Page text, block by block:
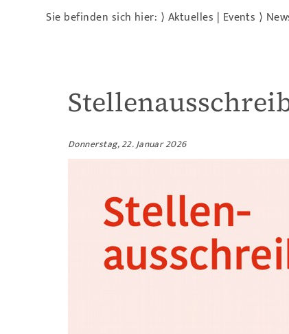
Sie befinden sich hier: ⟩ Aktuelles | Events ⟩
Donnerstag, 22. Januar 2026